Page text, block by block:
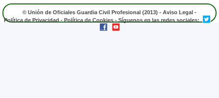
© Unión de Oficiales Guardia Civil Profesional (2013) - Aviso Legal -
Política de Privacidad-Política de Cookies- Síguenos en las redes sociales: